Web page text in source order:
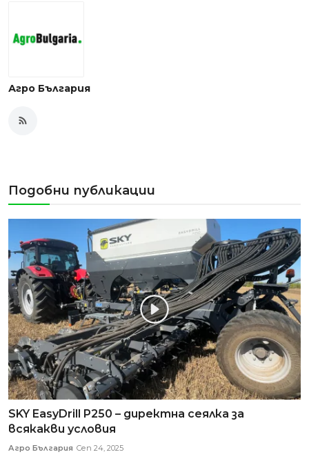
Агро България
Подобни публикации
SKY EasyDrill P250 – директна сеялка за
всякакви условия
Агро България Сеп 24, 2025